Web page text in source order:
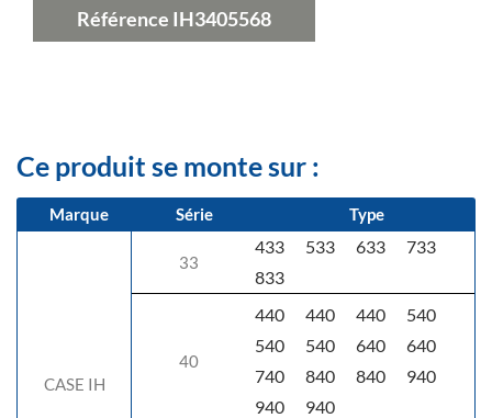
Référence IH3405568
Ce produit se monte sur :
Marque Série Type
CASE IH
33
433 533 633
733
833
40
440 440 440
540
540
540 640
640
740
840 840
940
940
940